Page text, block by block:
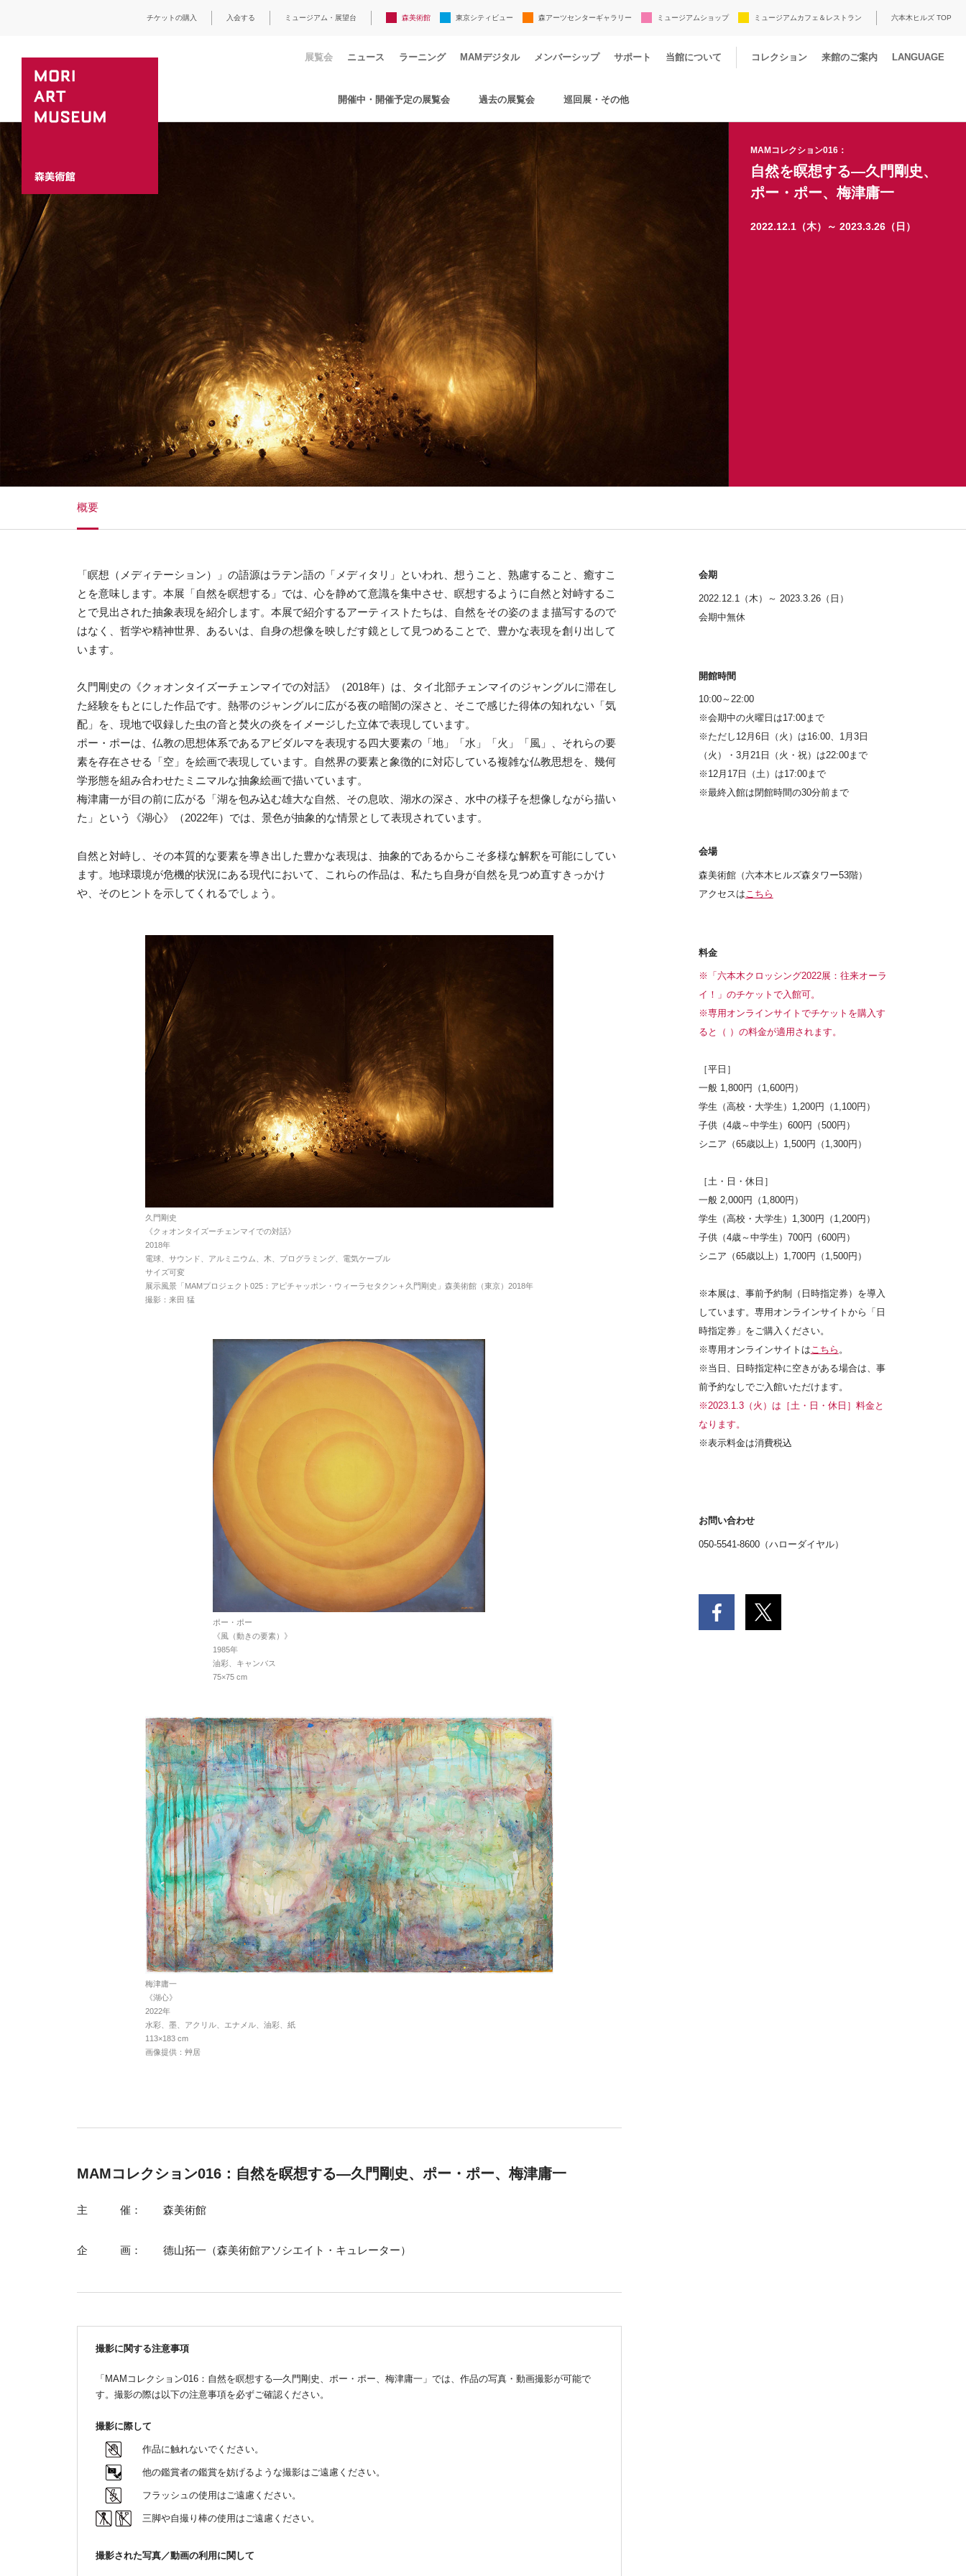
チケットの購入 入会する ミュージアム・展望台 森美術館 東京シティビュー 森アーツセンターギャラリー ミュージアムショップ ミュージアムカフェ＆レストラン 六本木ヒルズ TOP
展覧会 ニュース ラーニング MAMデジタル メンバーシップ サポート 当館について コレクション 来館のご案内 LANGUAGE
開催中・開催予定の展覧会 過去の展覧会 巡回展・その他
MAMコレクション016：
自然を瞑想する―久門剛史、
ポー・ポー、梅津庸一
2022.12.1（木）～ 2023.3.26（日）
概要
「瞑想（メディテーション）」の語源はラテン語の「メディタリ」といわれ、想うこと、熟慮すること、癒すこ
とを意味します。本展「自然を瞑想する」では、心を静めて意識を集中させ、瞑想するように自然と対峙するこ
とで見出された抽象表現を紹介します。本展で紹介するアーティストたちは、自然をその姿のまま描写するので
はなく、哲学や精神世界、あるいは、自身の想像を映しだす鏡として見つめることで、豊かな表現を創り出して
います。
久門剛史の《クォオンタイズーチェンマイでの対話》（2018年）は、タイ北部チェンマイのジャングルに滞在し
た経験をもとにした作品です。熱帯のジャングルに広がる夜の暗闇の深さと、そこで感じた得体の知れない「気
配」を、現地で収録した虫の音と焚火の炎をイメージした立体で表現しています。
ポー・ポーは、仏教の思想体系であるアビダルマを表現する四大要素の「地」「水」「火」「風」、それらの要
素を存在させる「空」を絵画で表現しています。自然界の要素と象徴的に対応している複雑な仏教思想を、幾何
学形態を組み合わせたミニマルな抽象絵画で描いています。
梅津庸一が目の前に広がる「湖を包み込む雄大な自然、その息吹、湖水の深さ、水中の様子を想像しながら描い
た」という《湖心》（2022年）では、景色が抽象的な情景として表現されています。
自然と対峙し、その本質的な要素を導き出した豊かな表現は、抽象的であるからこそ多様な解釈を可能にしてい
ます。地球環境が危機的状況にある現代において、これらの作品は、私たち自身が自然を見つめ直すきっかけ
や、そのヒントを示してくれるでしょう。
久門剛史
《クォオンタイズーチェンマイでの対話》
2018年
電球、サウンド、アルミニウム、木、プログラミング、電気ケーブル
サイズ可変
展示風景「MAMプロジェクト025：アピチャッポン・ウィーラセタクン＋久門剛史」森美術館（東京）2018年
撮影：来田 猛
ポー・ポー
《風（動きの要素）》
1985年
油彩、キャンバス
75×75 cm
梅津庸一
《湖心》
2022年
水彩、墨、アクリル、エナメル、油彩、紙
113×183 cm
画像提供：艸居
会期
2022.12.1（木）～ 2023.3.26（日）
会期中無休
開館時間
10:00～22:00
※会期中の火曜日は17:00まで
※ただし12月6日（火）は16:00、1月3日
（火）・3月21日（火・祝）は22:00まで
※12月17日（土）は17:00まで
※最終入館は閉館時間の30分前まで
会場
森美術館（六本木ヒルズ森タワー53階）
アクセスは こちら
料金
※「六本木クロッシング2022展：往来オーラ
イ！」のチケットで入館可。
※専用オンラインサイトでチケットを購入す
ると（ ）の料金が適用されます。
［平日］
一般 1,800円（1,600円）
学生（高校・大学生）1,200円（1,100円）
子供（4歳～中学生）600円（500円）
シニア（65歳以上）1,500円（1,300円）
［土・日・休日］
一般 2,000円（1,800円）
学生（高校・大学生）1,300円（1,200円）
子供（4歳～中学生）700円（600円）
シニア（65歳以上）1,700円（1,500円）
※本展は、事前予約制（日時指定券）を導入
しています。専用オンラインサイトから「日
時指定券」をご購入ください。
※専用オンラインサイトはこちら 。
※当日、日時指定枠に空きがある場合は、事
前予約なしでご入館いただけます。
※2023.1.3（火）は［土・日・休日］料金と
なります。
※表示料金は消費税込
お問い合わせ
050-5541-8600（ハローダイヤル）
MAMコレクション016：自然を瞑想する―久門剛史、ポー・ポー、梅津庸一
主催 森美術館
企画 德山拓一（森美術館アソシエイト・キュレーター）
撮影に関する注意事項
「MAMコレクション016：自然を瞑想する―久門剛史、ポー・ポー、梅津庸一」では、作品の写真・動画撮影が可能で
す。撮影の際は以下の注意事項を必ずご確認ください。
撮影に際して
作品に触れないでください。
他の鑑賞者の鑑賞を妨げるような撮影はご遠慮ください。
フラッシュの使用はご遠慮ください。
三脚や自撮り棒の使用はご遠慮ください。
撮影された写真／動画の利用に関して